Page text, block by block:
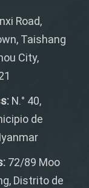
Road,
Taishang
City,
N.° 40,
de
72/89 Moo
Distrito de